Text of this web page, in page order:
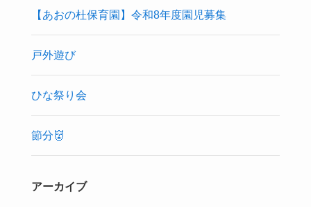
【あおの杜保育園】令和8年度園児募集
戸外遊び
ひな祭り会
節分👹
アーカイブ